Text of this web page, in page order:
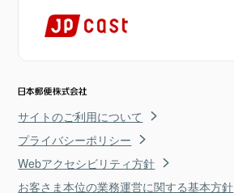
サイトのご利用について
プライバシーポリシー
Webアクセシビリティ方針
お客さま本位の業務運営に関する基本方針